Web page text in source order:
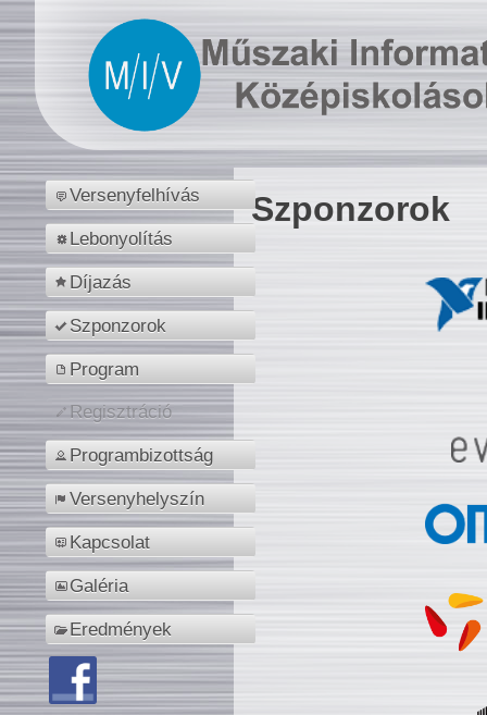
Versenyfelhívás
Lebonyolítás
Díjazás
Szponzorok
Program
Regisztráció
Programbizottság
Versenyhelyszín
Kapcsolat
Galéria
Eredmények
Szponzorok